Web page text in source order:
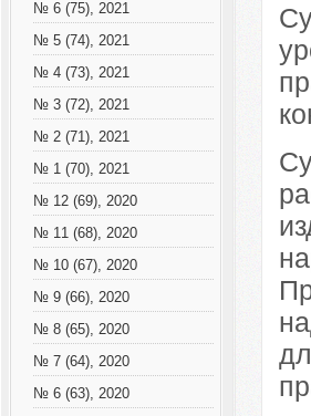
№ 6 (75), 2021
№ 5 (74), 2021
№ 4 (73), 2021
№ 3 (72), 2021
№ 2 (71), 2021
№ 1 (70), 2021
№ 12 (69), 2020
№ 11 (68), 2020
№ 10 (67), 2020
№ 9 (66), 2020
№ 8 (65), 2020
№ 7 (64), 2020
№ 6 (63), 2020